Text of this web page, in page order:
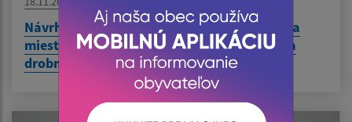
Návrh VZN č. 01/2022 o miestnych daniach a
miestnom poplatku za komunálne odpady a
drobné stavebné odpady